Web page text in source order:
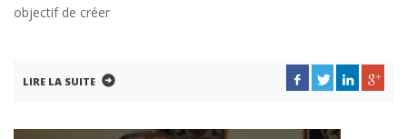
objectif de créer
LIRE LA SUITE